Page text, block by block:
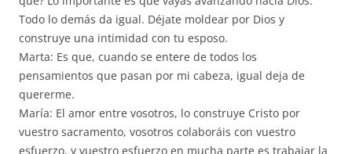
Todo lo demás da igual. Déjate moldear por Dios y
construye una intimidad con tu esposo.
Marta: Es que, cuando se entere de todos los
pensamientos que pasan por mi cabeza, igual deja de
quererme.
María: El amor entre vosotros, lo construye Cristo por
vuestro sacramento, vosotros colaboráis con vuestro
esfuerzo, y vuestro esfuerzo en mucha parte es trabajar la